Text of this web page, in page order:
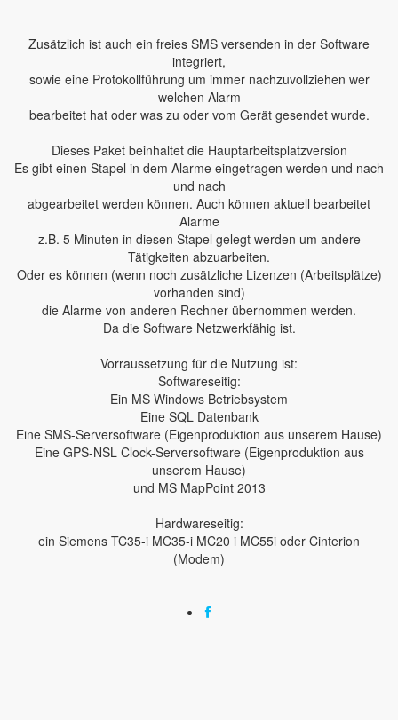
Zusätzlich ist auch ein freies SMS versenden in der Software
integriert,
sowie eine Protokollführung um immer nachzuvollziehen wer
welchen Alarm
bearbeitet hat oder was zu oder vom Gerät gesendet wurde.
Dieses Paket beinhaltet die Hauptarbeitsplatzversion
Es gibt einen Stapel in dem Alarme eingetragen werden und nach
und nach
abgearbeitet werden können. Auch können aktuell bearbeitet
Alarme
z.B. 5 Minuten in diesen Stapel gelegt werden um andere
Tätigkeiten abzuarbeiten.
Oder es können (wenn noch zusätzliche Lizenzen (Arbeitsplätze)
vorhanden sind)
die Alarme von anderen Rechner übernommen werden.
Da die Software Netzwerkfähig ist.
Vorraussetzung für die Nutzung ist:
Softwareseitig:
Ein MS Windows Betriebsystem
Eine SQL Datenbank
Eine SMS-Serversoftware (Eigenproduktion aus unserem Hause)
Eine GPS-NSL Clock-Serversoftware (Eigenproduktion aus
unserem Hause)
und MS MapPoint 2013
Hardwareseitig:
ein Siemens TC35-i MC35-i MC20 i MC55i oder Cinterion
(Modem)